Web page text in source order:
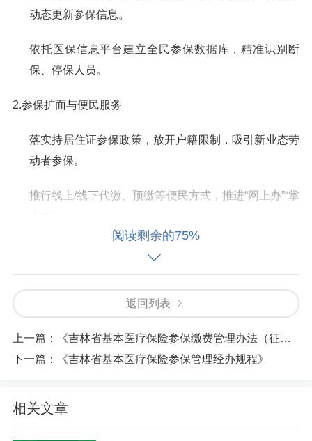
动态更新参保信息。
依托医保信息平台建立全民参保数据库，精准识别断
保、停保人员。
2.参保扩面与便民服务
落实持居住证参保政策，放开户籍限制，吸引新业态劳
动者参保。
推行线上/线下代缴、预缴等便民方式，推进“网上办”“掌
提供参保登记“跨省通办”“省内通办”，探索“
事”等联办服务。
3.重复参保处理
同一人在同时间段内重复参加职工或居民医保的，原则
上保留就业地或常住地参保关系，终止重复参保。
保优先。
阅读剩余的75%
返回列表
上一篇：
《吉林省基本医疗保险参保缴费管理办法（征求意见稿）》群主解读
下一篇：
《吉林省基本医疗保险参保管理经办规程》
相关文章